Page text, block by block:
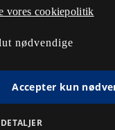
vores cookiepolitik
nødvendige
Accepter kun